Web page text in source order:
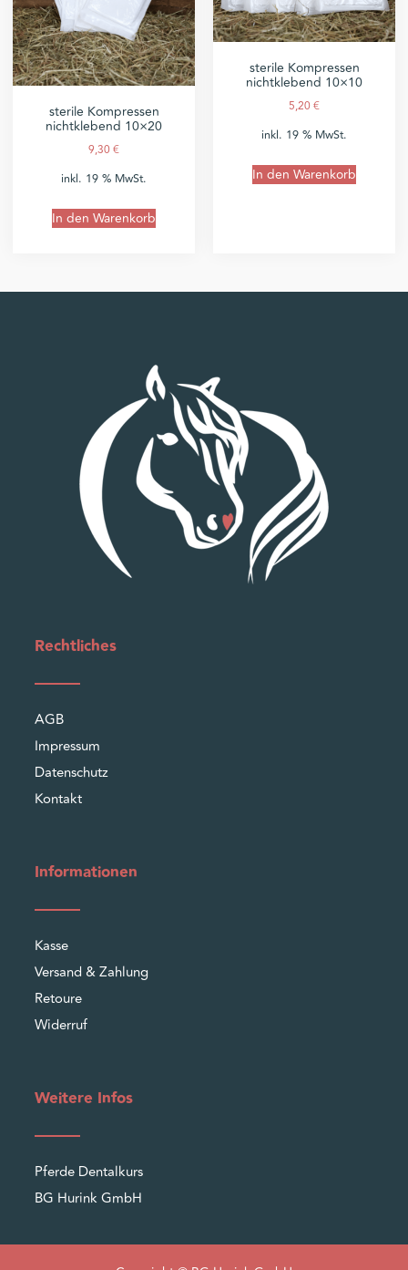
sterile Kompressen
nichtklebend 10×20
9,30€
inkl. 19 % MwSt.
In den Warenkorb
sterile Kompressen
nichtklebend 10×10
5,20€
inkl. 19 % MwSt.
In den Warenkorb
Rechtliches
AGB
Impressum
Datenschutz
Kontakt
Informationen
Kasse
Versand & Zahlung
Retoure
Widerruf
Weitere Infos
Pferde Dentalkurs
BG Hurink GmbH